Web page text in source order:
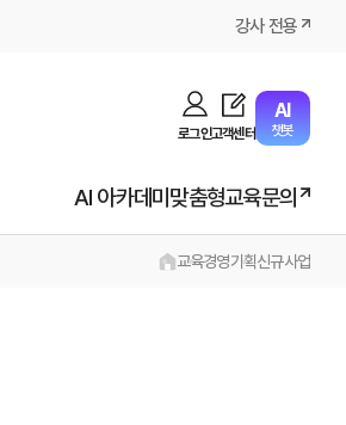
강사 전용
로그인고객센터
AI
챗봇
AI 아카데미맞춤형교육문의
교육경영기획신규사업